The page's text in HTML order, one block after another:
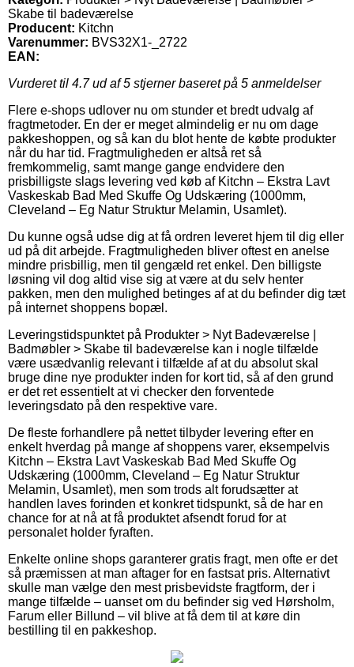
Skabe til badeværelse
Producent: Kitchn
Varenummer: BVS32X1-_2722
EAN:
Vurderet til 4.7ud af 5 stjerner baseret på 5 anmeldelser
Flere e-shops udlover nu om stunder et bredt udvalg af
fragtmetoder. En der er meget almindelig er nu om dage
pakkeshoppen, og så kan du blot hente de købte produkter
når du har tid. Fragtmuligheden er altså ret så
fremkommelig, samt mange gange endvidere den
prisbilligste slags levering ved køb af Kitchn – Ekstra Lavt
Vaskeskab Bad Med Skuffe Og Udskæring (1000mm,
Cleveland – Eg Natur Struktur Melamin, Usamlet).
Du kunne også udse dig at få ordren leveret hjem til dig eller
ud på dit arbejde. Fragtmuligheden bliver oftest en anelse
mindre prisbillig, men til gengæld ret enkel. Den billigste
løsning vil dog altid vise sig at være at du selv henter
pakken, men den mulighed betinges af at du befinder dig tæt
på internet shoppens bopæl.
Leveringstidspunktet på Produkter > Nyt Badeværelse |
Badmøbler > Skabe til badeværelse kan i nogle tilfælde
være usædvanlig relevant i tilfælde af at du absolut skal
bruge dine nye produkter inden for kort tid, så af den grund
er det ret essentielt at vi checker den forventede
leveringsdato på den respektive vare.
De fleste forhandlere på nettet tilbyder levering efter en
enkelt hverdag på mange af shoppens varer, eksempelvis
Kitchn – Ekstra Lavt Vaskeskab Bad Med Skuffe Og
Udskæring (1000mm, Cleveland – Eg Natur Struktur
Melamin, Usamlet), men som trods alt forudsætter at
handlen laves forinden et konkret tidspunkt, så de har en
chance for at nå at få produktet afsendt forud for at
personalet holder fyraften.
Enkelte online shops garanterer gratis fragt, men ofte er det
så præmissen at man aftager for en fastsat pris. Alternativt
skulle man vælge den mest prisbevidste fragtform, der i
mange tilfælde – uanset om du befinder sig ved Hørsholm,
Farum eller Billund – vil blive at få dem til at køre din
bestilling til en pakkeshop.